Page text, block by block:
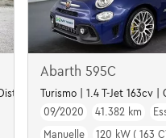
Abarth 595C
Turismo | 1.4 T-Jet 163cv
09/2020
41.382 km
Manuelle
120 kW ( 163